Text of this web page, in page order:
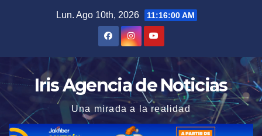
Lun. Ago 10th, 2026 11:16:01 AM
Iris Agencia de Noticias
Una mirada a la realidad